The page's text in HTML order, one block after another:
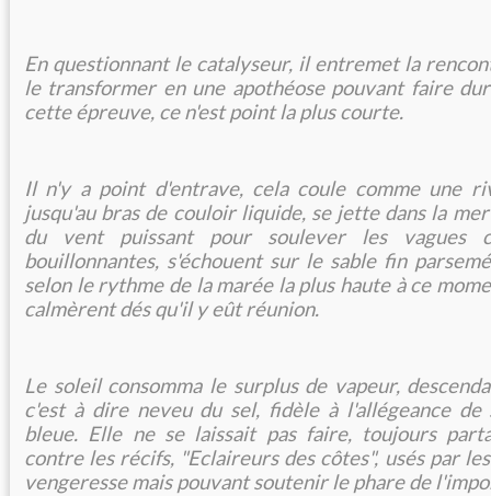
En questionnant le catalyseur, il entremet la
le transformer en une apothéose pouvant faire
cette épreuve, ce n'est point la plus courte.
Il n'y a point d'entrave, cela coule comme une
jusqu'au bras de couloir liquide, se jette dans la
du vent puissant pour soulever les vagues
bouillonnantes, s'échouent sur le sable fin
selon le rythme de la marée la plus haute à ce
calmèrent dés qu'il y eût réunion.
Le soleil consomma le surplus de vapeur,
c'est à dire neveu du sel, fidèle à l'allégeance de
bleue. Elle ne se laissait pas faire, toujours
contre les récifs, "Eclaireurs des côtes", usés par
vengeresse mais pouvant soutenir le phare de